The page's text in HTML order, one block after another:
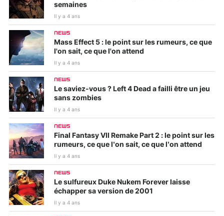
semaines
Il y a 4 ans
NEWS
Mass Effect 5 : le point sur les rumeurs, ce que
l'on sait, ce que l'on attend
Il y a 4 ans
NEWS
Le saviez-vous ? Left 4 Dead a failli être un jeu
sans zombies
Il y a 4 ans
NEWS
Final Fantasy VII Remake Part 2 : le point sur les
rumeurs, ce que l’on sait, ce que l’on attend
Il y a 4 ans
NEWS
Le sulfureux Duke Nukem Forever laisse
échapper sa version de 2001
Il y a 4 ans